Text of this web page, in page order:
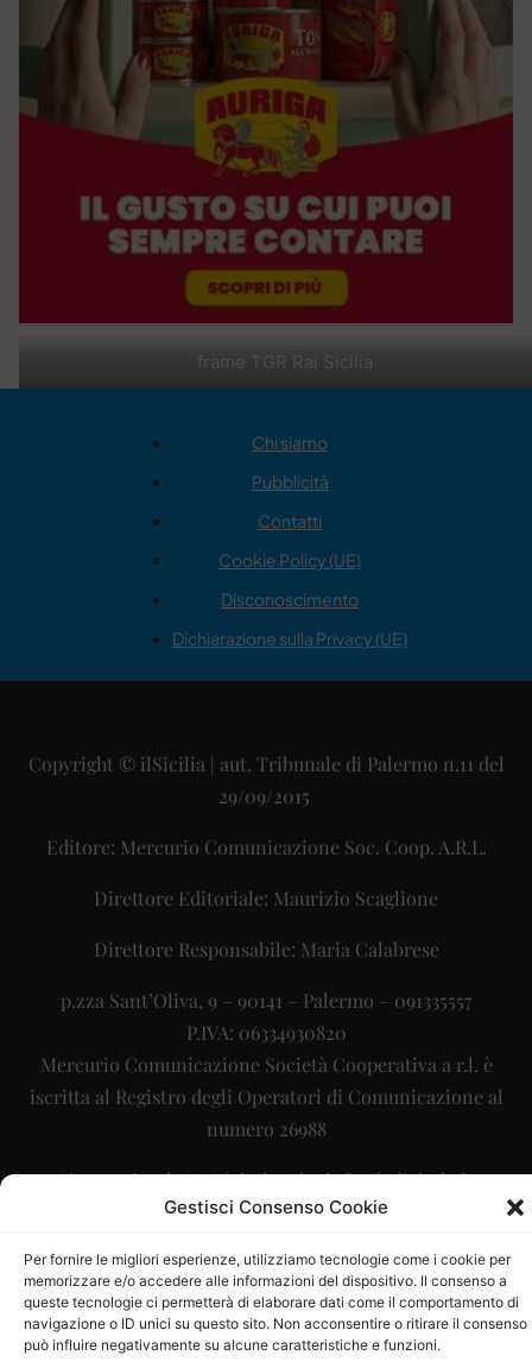
Gestisci Consenso Cookie
Per fornire le migliori esperienze, utilizziamo tecnologie come i cookie per
memorizzare e/o accedere alle informazioni del dispositivo. Il consenso a
queste tecnologie ci permetterà di elaborare dati come il comportamento di
navigazione o ID unici su questo sito. Non acconsentire o ritirare il consenso
può influire negativamente su alcune caratteristiche e funzioni.
frame TGR Rai Sicilia
Chi siamo
Pubblicità
Contatti
Cookie Policy (UE)
Disconoscimento
Dichiarazione sulla Privacy (UE)
Copyright © ilSicilia | aut. Tribunale di Palermo n.11 del
29/09/2015
Editore: Mercurio Comunicazione Soc. Coop. A.R.L.
Direttore Editoriale: Maurizio Scaglione
Direttore Responsabile: Maria Calabrese
p.zza Sant’Oliva, 9 – 90141 – Palermo – 091335557
P.IVA: 06334930820
Mercurio Comunicazione Società Cooperativa a r.l. è
iscritta al Registro degli Operatori di Comunicazione al
numero 26988
Sito gestito daLa Digitale srl–info@ladigitale.it